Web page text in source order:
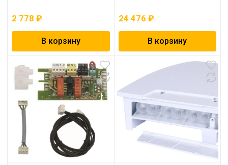
2 778 ₽
В корзину
24 476 ₽
В корзину